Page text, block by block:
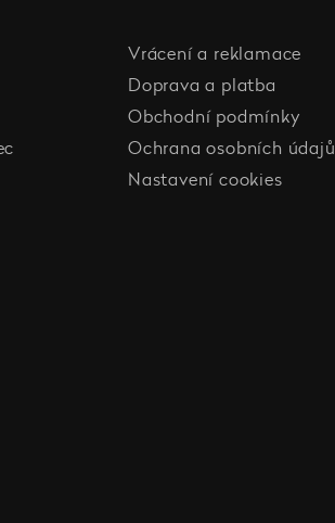
Vrácení a reklamace
Doprava a platba
Obchodní podmínky
Ochrana osobních údajů
Nastavení cookies